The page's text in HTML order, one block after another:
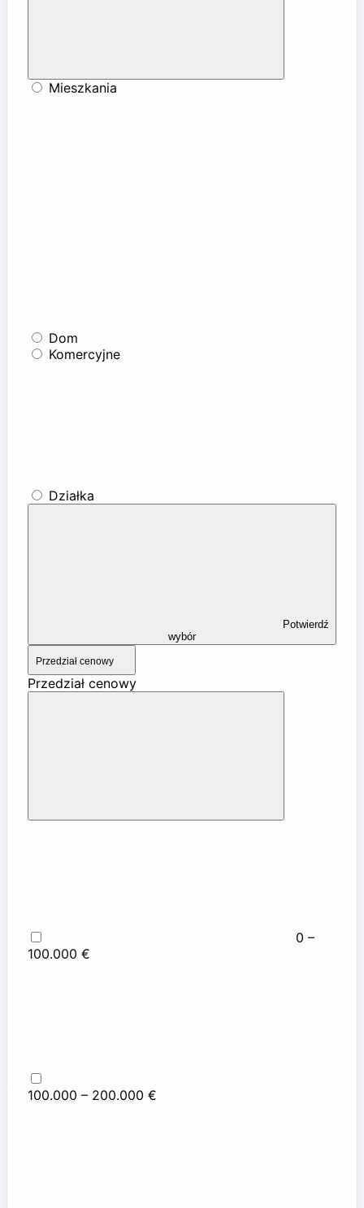
Mieszkania
Dom
Komercyjne
Działka
wybór
Przedział cenowy
Przedział cenowy
0 –
100.000 €
100.000 – 200.000 €